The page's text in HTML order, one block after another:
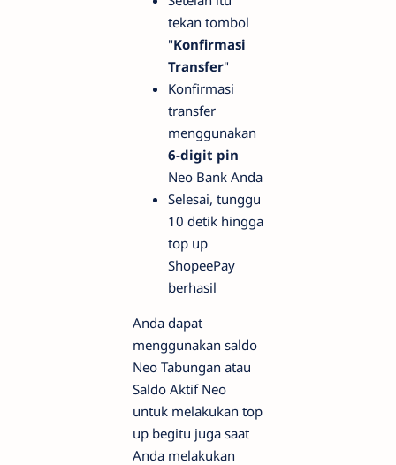
tekan tombol
"Konfirmasi
Transfer"
Konfirmasi
transfer
menggunakan
6-digit pin
Neo Bank Anda
Selesai, tunggu
10 detik hingga
top up
ShopeePay
berhasil
Anda dapat
menggunakan saldo
Neo Tabungan atau
Saldo Aktif Neo
untuk melakukan top
up begitu juga saat
Anda melakukan